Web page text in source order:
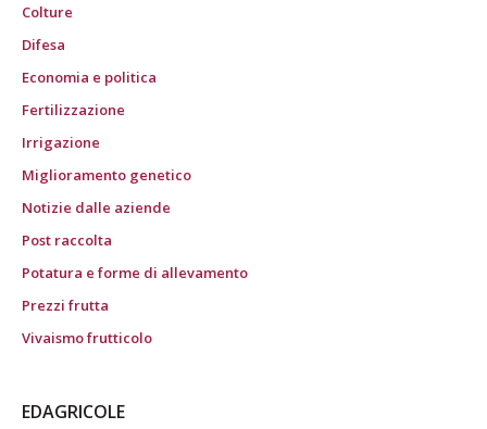
Colture
Difesa
Economia e politica
Fertilizzazione
Irrigazione
Miglioramento genetico
Notizie dalle aziende
Post raccolta
Potatura e forme di allevamento
Prezzi frutta
Vivaismo frutticolo
EDAGRICOLE